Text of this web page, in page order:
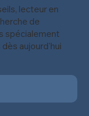
lecteur en
de
spécialement
aujourd'hui